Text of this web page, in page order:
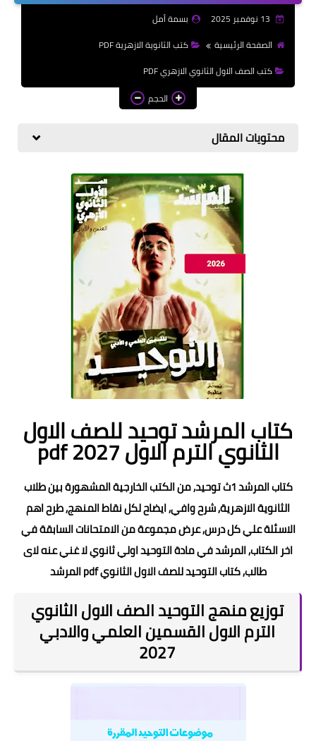
كتب المرحلة الابتدائي
بسمة أمل
الصفحة الرئيسية
كتب الثانوية الازهرية PDF
كتب الصف الاول الثانوي الازهري PDF
الحجم
محتويات المقال
كتاب المرشد توحيد للصف الاول
الثانوي الترم الاول pdf 2027
كتاب المرشد 1ث توحيد, من الكتب الخارجية المشهورة بين طلاب
الثانوية الازهرية, شرح وافي, ايضاح لكل نقاط المنهج, طرح اهم
الاسئلة علي كل درس, عرض مجموعة من الامتحانات السابقة في
اخر الكتاب, المرشد في مادة التوحيد اولي ثانوي لا غني عنه لاى
طالب, كتاب التوحيد للصف الاول الثانوي pdf المرشد
توزيع منهج التوحيد الصف الاول الثانوي
الترم الاول القسمين العلمي والادبي
2027